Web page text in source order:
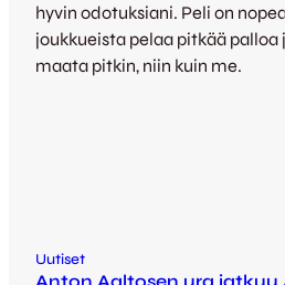
hyvin odotuksiani. Peli on
joukkueista pelaa pitkää palloa
maata pitkin, niin kuin me.
Uutiset
Anton Aaltosen ura jatkuu